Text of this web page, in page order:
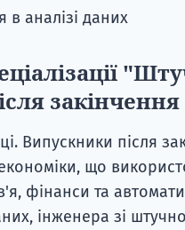
аналізі даних
Випускники після
що
фінанси та
інженера зі